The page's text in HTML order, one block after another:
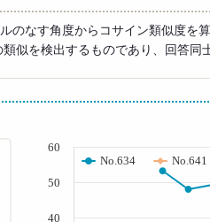
のなす角度からコサイン類似度を
似を検出するものであり、回答
No.634 No.641
40
50
60